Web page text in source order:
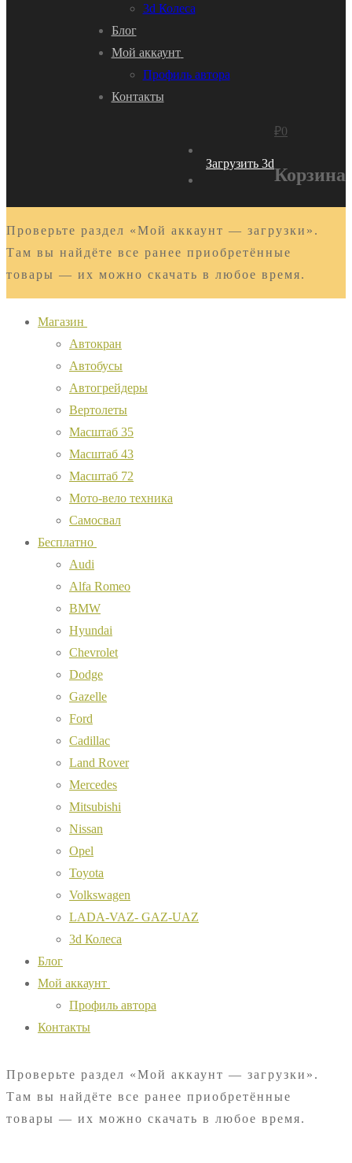
3d Колеса
Блог
Мой аккаунт
Профиль автора
Контакты
Загрузить 3d
₽0
Корзина
Проверьте раздел «Мой аккаунт — загрузки».
Там вы найдёте все ранее приобретённые
товары — их можно скачать в любое время.
Магазин
Автокран
Автобусы
Автогрейдеры
Вертолеты
Масштаб 35
Масштаб 43
Масштаб 72
Мото-вело техника
Самосвал
Бесплатно
Audi
Alfa Romeo
BMW
Hyundai
Chevrolet
Dodge
Gazelle
Ford
Cadillac
Land Rover
Mercedes
Mitsubishi
Nissan
Opel
Toyota
Volkswagen
LADA-VAZ- GAZ-UAZ
3d Колеса
Блог
Мой аккаунт
Профиль автора
Контакты
Проверьте раздел «Мой аккаунт — загрузки».
Там вы найдёте все ранее приобретённые
товары — их можно скачать в любое время.